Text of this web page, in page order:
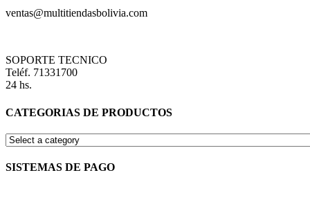
ventas@multitiendasbolivia.com
SOPORTE TECNICO
Teléf. 71331700
24 hs.
CATEGORIAS DE PRODUCTOS
SISTEMAS DE PAGO